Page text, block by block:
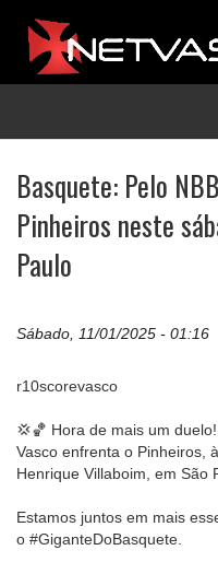
Basquete: Pelo
Pinheiros neste
Paulo
Sábado, 11/01/2025 - 01:16
r10scorevasco
💢🏀 Hora de mais um
Vasco enfrenta o Pinheiros,
Henrique Villaboim, em São
Estamos juntos em mais
o #GiganteDoBasquete.